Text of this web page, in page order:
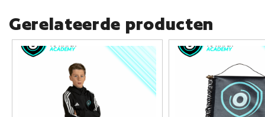
Gerelateerde producten
Dit